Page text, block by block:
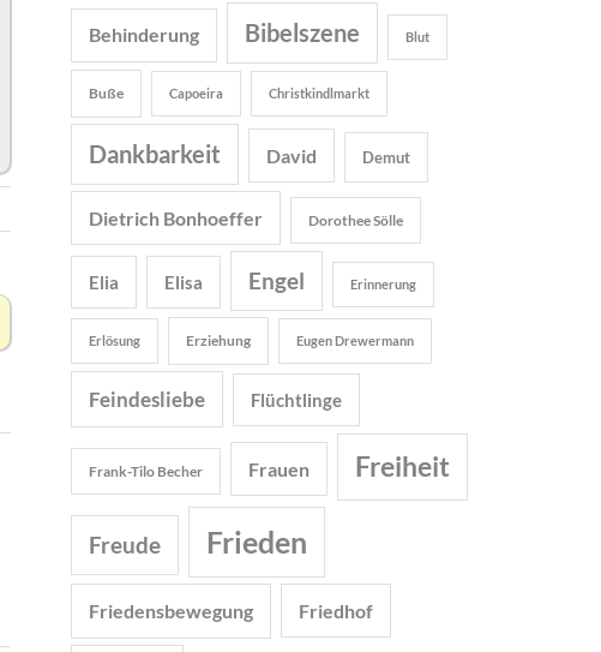
Behinderung Bibelszene Blut
Buße Capoeira Christkindlmarkt
Dankbarkeit David Demut
Dietrich Bonhoeffer Dorothee Sölle
Elia Elisa Engel Erinnerung
Erlösung Erziehung Eugen Drewermann
Feindesliebe Flüchtlinge
Frank-Tilo Becher Frauen Freiheit
Freude Frieden
Friedensbewegung Friedhof